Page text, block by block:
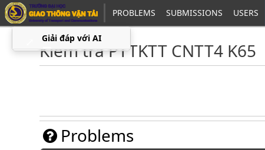
PROBLEMS SUBMISSIONS USERS
Kiểm tra PTTKTT CNTT4 K65
Problems
▁
Giải đáp với AI